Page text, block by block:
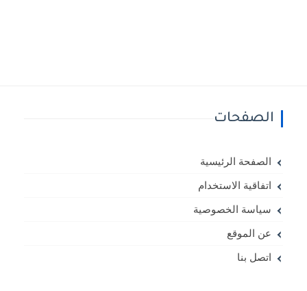
الصفحات
الصفحة الرئيسية
اتفاقية الاستخدام
سياسة الخصوصية
عن الموقع
اتصل بنا